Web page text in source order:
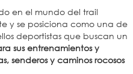
en el mundo del trail
y se posiciona como una de
deportistas que buscan un
sus entrenamientos y
senderos y caminos rocosos